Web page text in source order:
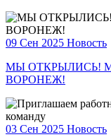
09 Сен 2025 Новость
МЫ ОТКРЫЛИСЬ!
ВОРОНЕЖ!
03 Сен 2025 Новость